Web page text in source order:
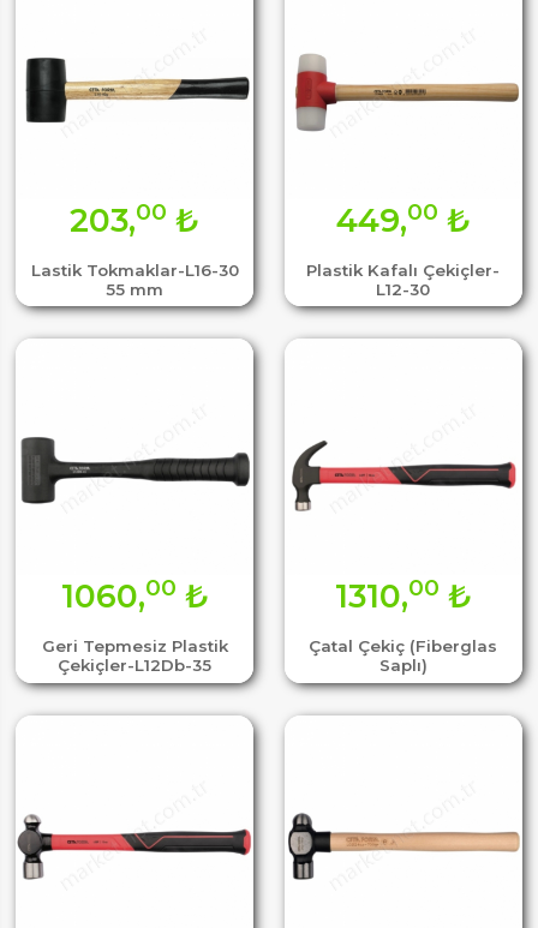
Lastik Tokmaklar-L16-30
55 mm
203,00 ₺
Plastik Kafalı Çekiçler-
L12-30
449,00 ₺
Geri Tepmesiz Plastik
Çekiçler-L12Db-35
1060,00 ₺
Çatal Çekiç (Fiberglas
Saplı)
1310,00 ₺